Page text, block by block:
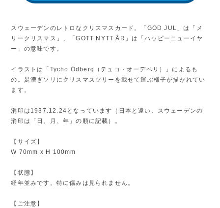
スウェーデンのレトロなクリスマスカード。「GOD JUL」は「メ
リークリスマス」、「GOTT NYTT ÅR」は「ハッピーニューイヤ
ー」の意味です。
イラストは「Tycho Ödberg（テュコ・オーデベリ）」によるも
の。足漕ぎソリにクリスマスツリーを載せて運ぶ様子が描かれてい
ます。
消印は1937.12.24となっています（日本と違い、スウェーデンの
消印は「日、月、年」の順に記載）。
【サイズ】
W 70mm x H 100mm
【状態】
経年並みです。特に傷みは見られません。
【ご注意】